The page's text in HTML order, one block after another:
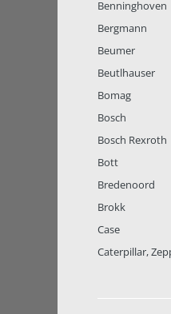
Benninghoven
Bergmann
Beumer
Beutlhauser
Bomag
Bosch
Bosch Rexroth
Bott
Bredenoord
Brokk
Case
Caterpillar,